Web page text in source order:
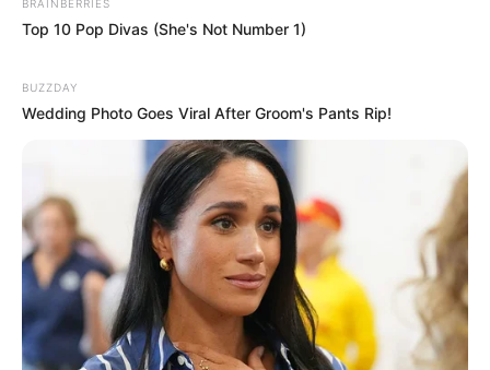
FALE CONOSCO
Nome
Mensagem
BRAINBERRIES
Top 10 Pop Divas (She's Not Number 1)
BUZZDAY
Wedding Photo Goes Viral After Groom's Pants Rip!